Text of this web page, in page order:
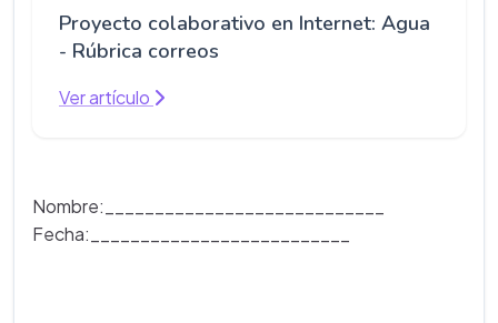
Proyecto colaborativo en Internet: Agua
- Rúbrica correos
Ver artículo
Nombre:____________________________
Fecha:__________________________